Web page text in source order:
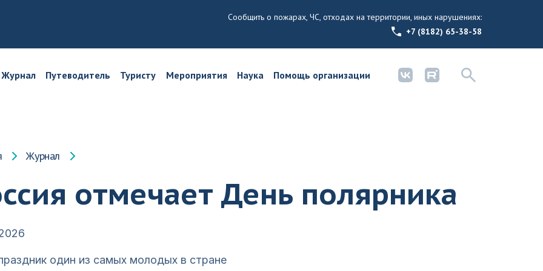
Сообщить о пожарах, ЧС, отходах на территории, иных нарушениях:
+7 (8182) 65-38-58
Журнал Путеводитель Туристу Мероприятия Наука Помощь организации
Журнал
отмечает День полярника
один из самых молодых в стране